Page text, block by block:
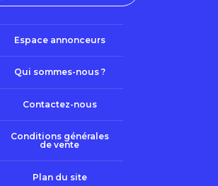
Espace annonceurs
Qui sommes-nous ?
Contactez-nous
Conditions générales
de vente
Plan du site